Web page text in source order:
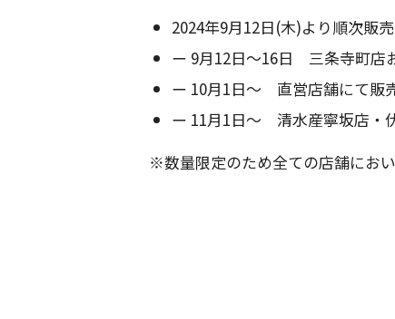
2024年9月12日(木)より順次販
ー 9月12日～16日 三条寺町店
ー 10月1日～ 直営店舗にて販
ー 11月1日～ 清水産寧坂店・
※数量限定のため全ての店舗におい